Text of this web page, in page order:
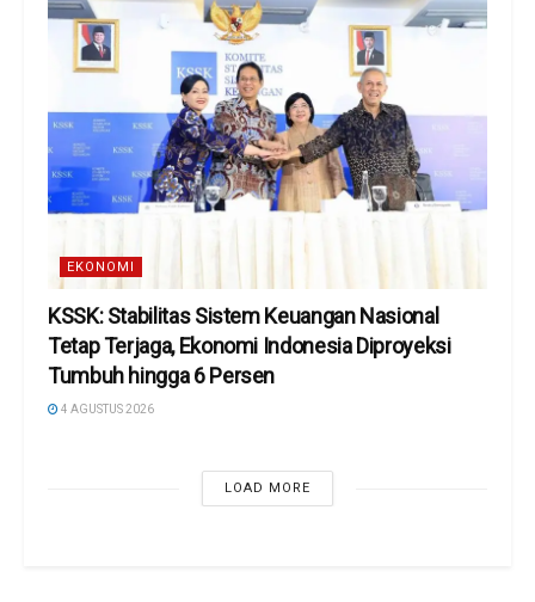
EKONOMI
KSSK: Stabilitas Sistem Keuangan Nasional
Tetap Terjaga, Ekonomi Indonesia Diproyeksi
Tumbuh hingga 6 Persen
4 AGUSTUS 2026
LOAD MORE